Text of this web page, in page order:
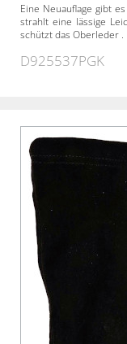
Eine Neuauflage gibt
strahlt eine lässige
schützt das Oberleder .
D925537PGK